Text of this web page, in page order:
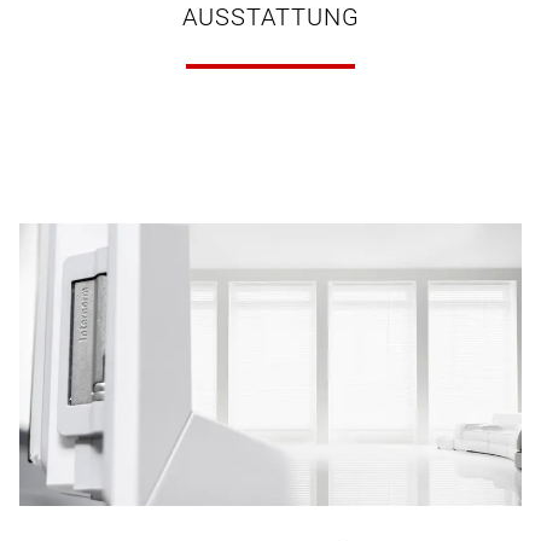
AUSSTATTUNG